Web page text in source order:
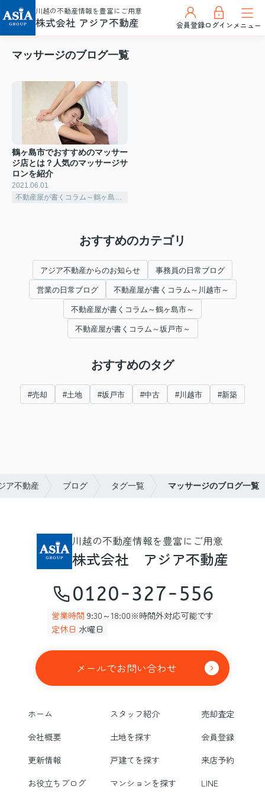
川越の不動産情報を豊富にご用意
株式会社 アジア不動産 会員登録ログインメニュー
マッサージのブログ一覧
鶴ヶ島市でおすすめのマッサー
ジ店とは？人気のマッサージサ
ロンを紹介
2021.06.01
不動産屋が書くコラム～鶴ヶ島市～
おすすめのカテゴリ
アジア不動産からのお知らせ 事務員の日常ブログ
営業の日常ブログ 不動産屋が書くコラム～川越市～
不動産屋が書くコラム～鶴ヶ島市～
不動産屋が書くコラム～坂戸市～
おすすめのタグ
#売却 #土地 #坂戸市 #中古 #川越市 #新築
ア不動産 ブログ タグ一覧 マッサージのブログ一覧
川越の不動産情報を豊富にご用意
株式会社 アジア不動産
0120-327-556
営業時間 9:30～18:00※時間外対応可能です
定休日 水曜日
メールでお問い合わせ
ホーム スタッフ紹介
売却査定
会社概要
土地を探す
会員登録
更新情報
戸建てを探す
来店予約
お役立ちブログ
マンションを探す LINE